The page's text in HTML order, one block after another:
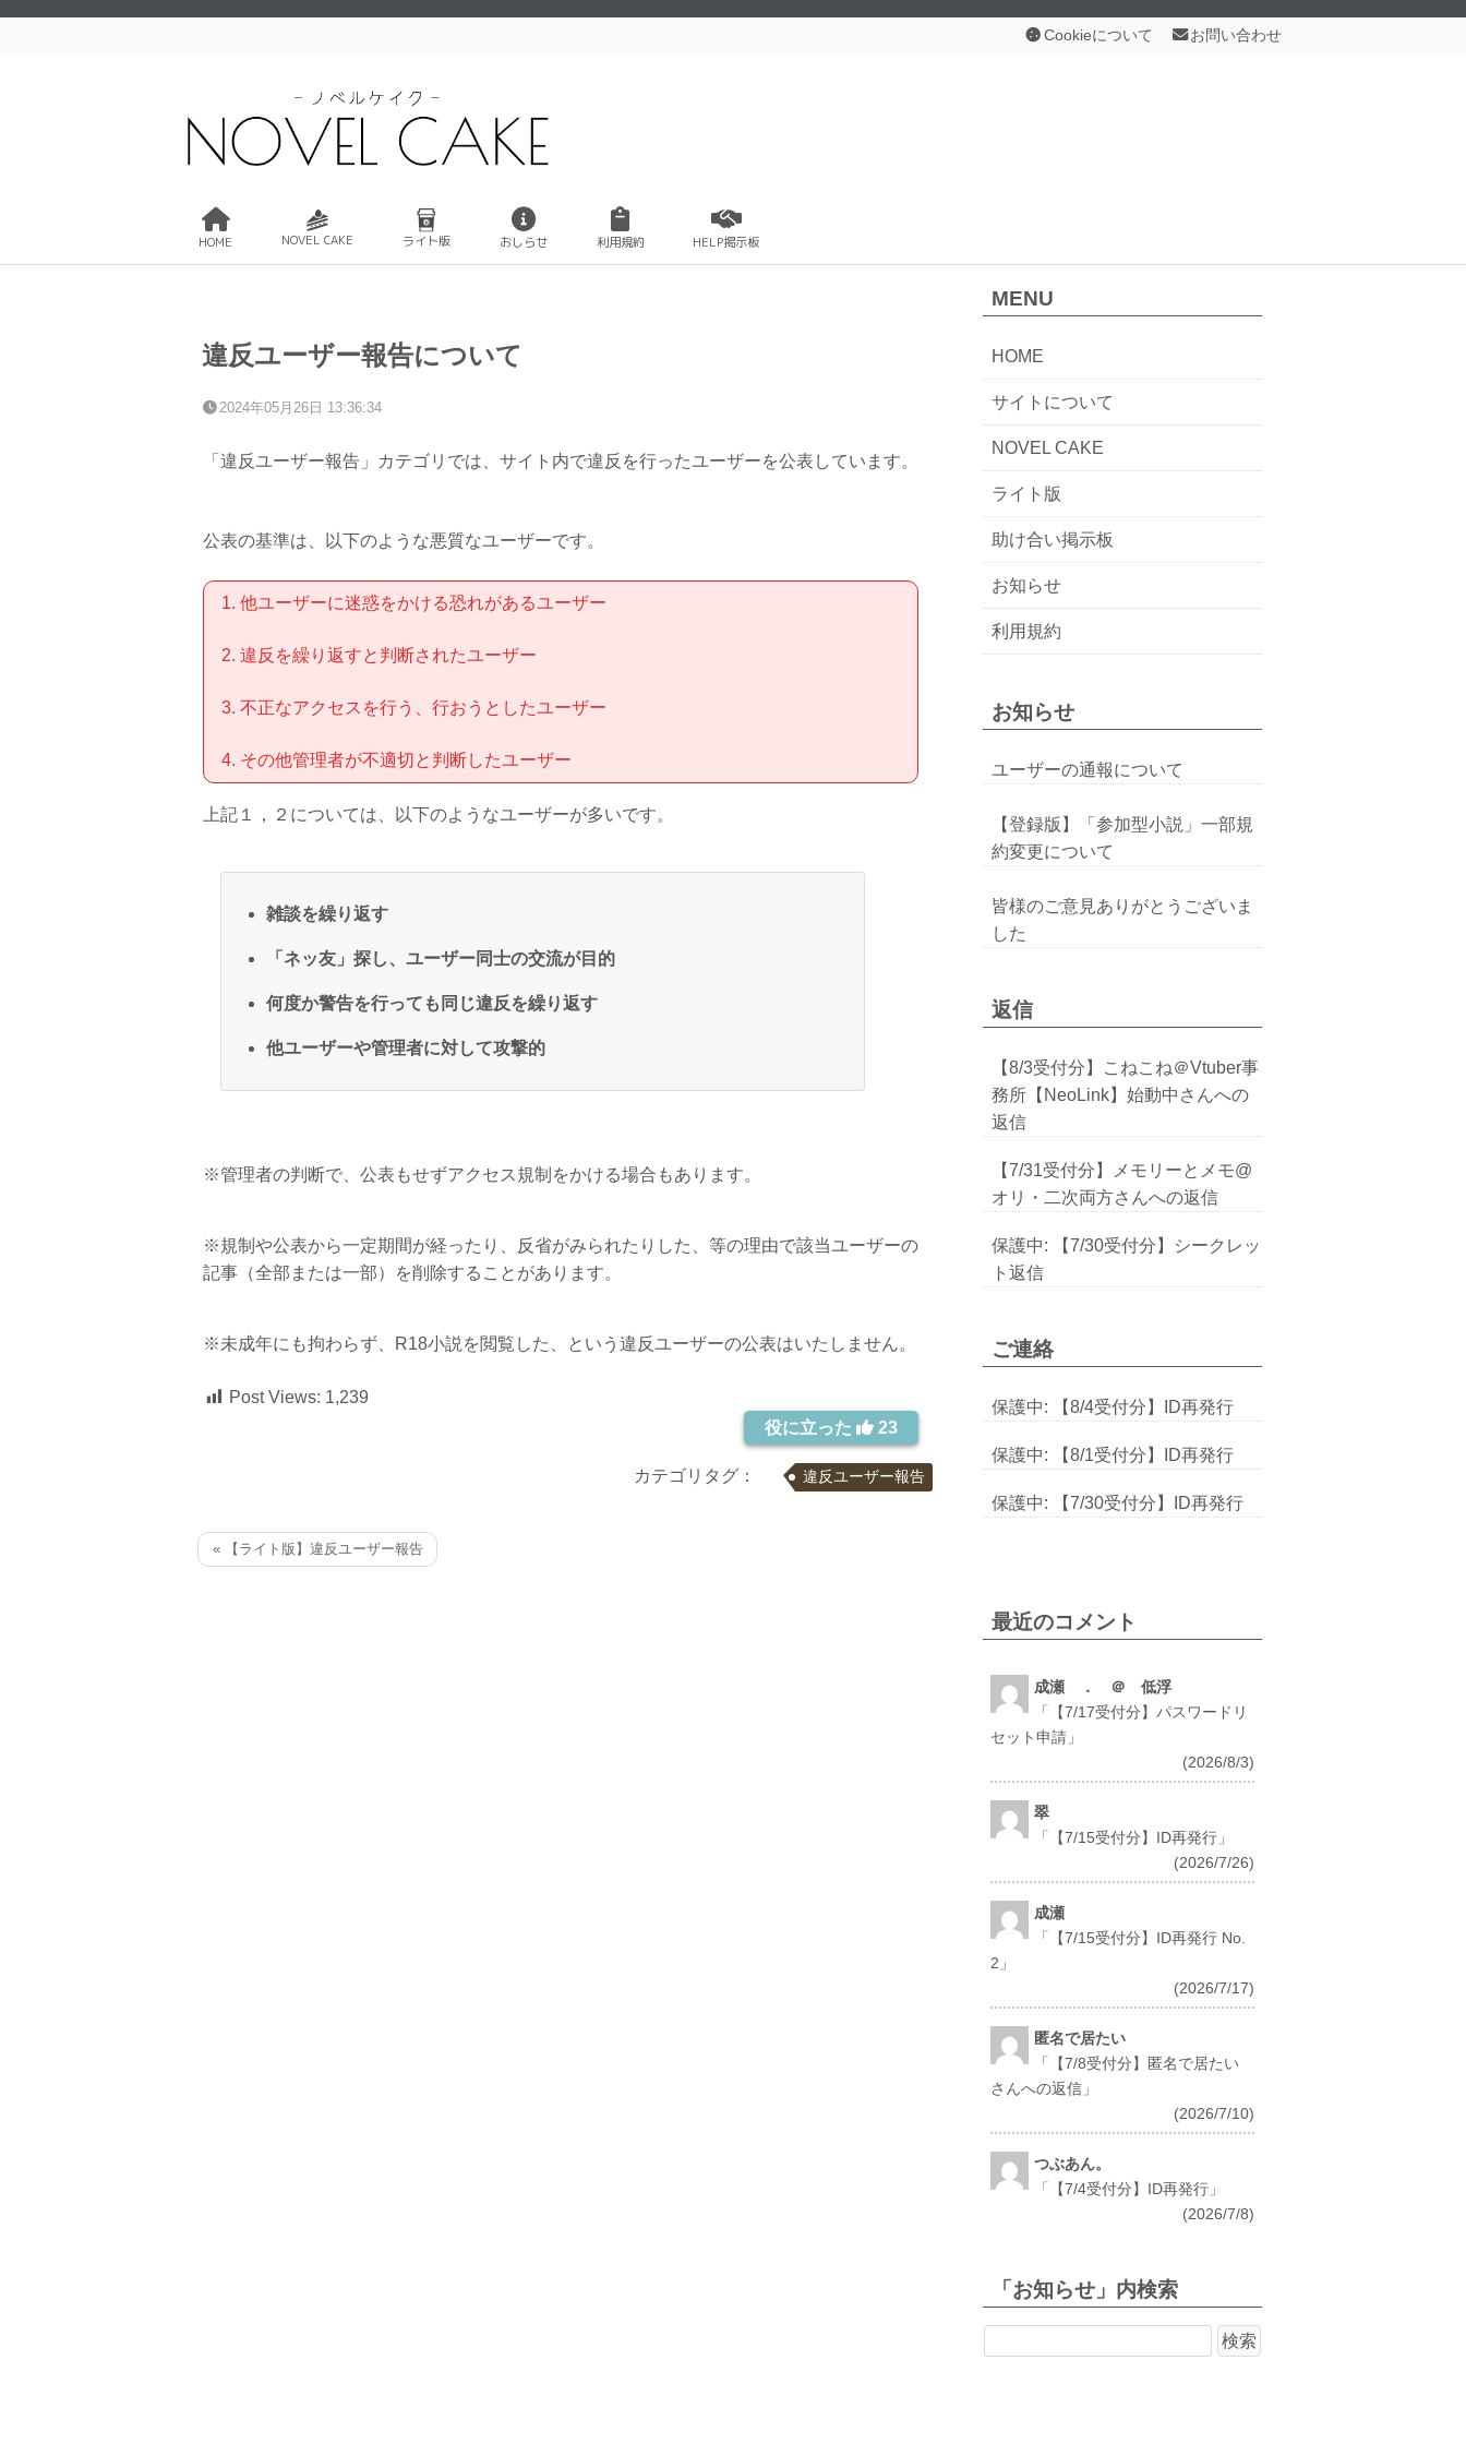
Cookieについて お問い合わせ
HOME NOVEL CAKE ライト版 おしらせ 利用規約 HELP掲示板
違反ユーザー報告について
2024年05月26日 13:36:34
「違反ユーザー報告」カテゴリでは、サイト内で違反を行ったユーザーを公表しています。
公表の基準は、以下のような悪質なユーザーです。
他ユーザーに迷惑をかける恐れがあるユーザー
違反を繰り返すと判断されたユーザー
不正なアクセスを行う、行おうとしたユーザー
その他管理者が不適切と判断したユーザー
上記１，２については、以下のようなユーザーが多いです。
雑談を繰り返す
「ネッ友」探し、ユーザー同士の交流が目的
何度か警告を行っても同じ違反を繰り返す
他ユーザーや管理者に対して攻撃的
※管理者の判断で、公表もせずアクセス規制をかける場合もあります。
※規制や公表から一定期間が経ったり、反省がみられたりした、等の理由で該当ユーザーの
記事（全部または一部）を削除することがあります。
※未成年にも拘わらず、R18小説を閲覧した、という違反ユーザーの公表はいたしません。
Post Views: 1,239
役に立った
23
カテゴリタグ： 違反ユーザー報告
« 【ライト版】違反ユーザー報告
MENU
HOME
サイトについて
NOVEL CAKE
ライト版
助け合い掲示板
お知らせ
利用規約
お知らせ
ユーザーの通報について
【登録版】「参加型小説」一部規
約変更について
皆様のご意見ありがとうございま
した
返信
【8/3受付分】こねこね＠Vtuber事
務所【NeoLink】始動中さんへの
返信
【7/31受付分】メモリーとメモ@
オリ・二次両方さんへの返信
保護中: 【7/30受付分】シークレッ
ト返信
ご連絡
保護中: 【8/4受付分】ID再発行
保護中: 【8/1受付分】ID再発行
保護中: 【7/30受付分】ID再発行
最近のコメント
成瀬 ． ＠ 低浮
「
【7/17受付分】パスワードリ
セット申請 」
(2026/8/3)
翠
「
【7/15受付分】ID再発行 」
(2026/7/26)
成瀬
「
【7/15受付分】ID再発行 No.
2 」
(2026/7/17)
匿名で居たい
「
【7/8受付分】匿名で居たい
さんへの返信 」
(2026/7/10)
つぶあん。
「
【7/4受付分】ID再発行 」
(2026/7/8)
「お知らせ」内検索